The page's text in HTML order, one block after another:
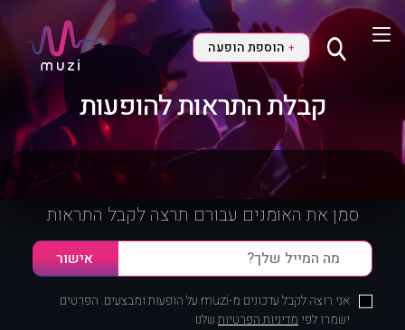
+ הוספת הופעה
קבלת התראות להופעות
סמן את האומנים עבורם תרצה לקבל התראות
אני רוצה לקבל עדכונים מ-muzi על הופעות ומבצעים. הפרטים
ישמרו לפימדיניות הפרטיותשלנו